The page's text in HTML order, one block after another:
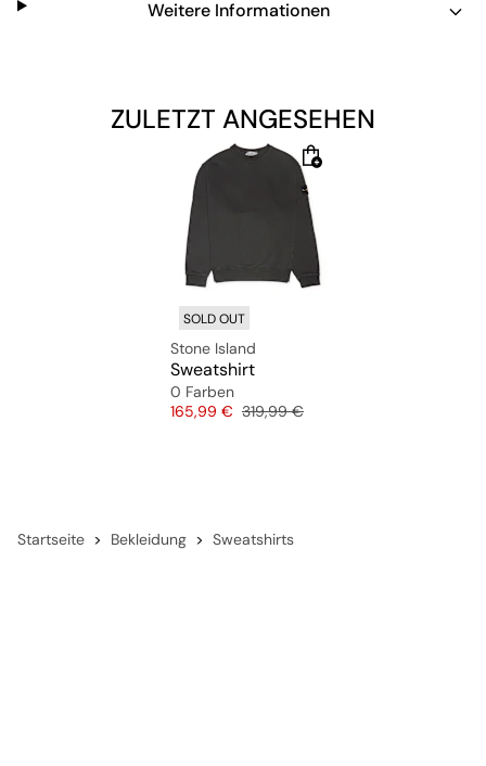
Weitere Informationen
ZULETZT ANGESEHEN
SOLD OUT
Stone Island
Sweatshirt
0 Farben
Preis
165,99 € Originalpreis
319,99 €
Startseite Bekleidung Sweatshirts